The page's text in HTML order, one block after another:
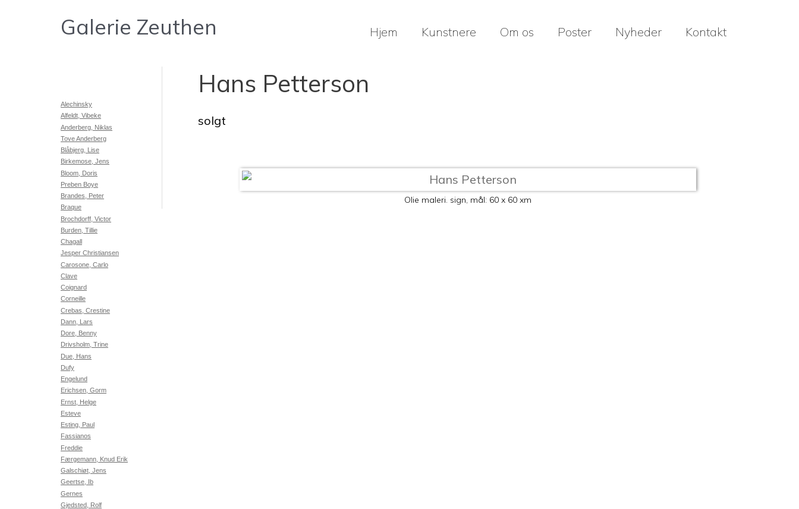
Galerie Zeuthen Hjem Kunstnere Om os Poster Nyheder Kontakt
Alechinsky
Alfeldt, Vibeke
Anderberg, Niklas
Tove Anderberg
Blåbjerg, Lise
Birkemose, Jens
Bloom, Doris
Preben Boye
Brandes, Peter
Braque
Brochdorff, Victor
Burden, Tillie
Chagall
Jesper Christiansen
Carosone, Carlo
Clave
Coignard
Corneille
Crebas, Crestine
Dann, Lars
Dore, Benny
Drivsholm, Trine
Due, Hans
Dufy
Engelund
Erichsen, Gorm
Ernst, Helge
Esteve
Esting, Paul
Fassianos
Freddie
Færgemann, Knud Erik
Galschiøt, Jens
Geertse, Ib
Gernes
Gjedsted, Rolf
Hans Petterson
solgt
Olie maleri. sign, mål: 60 x 60 xm